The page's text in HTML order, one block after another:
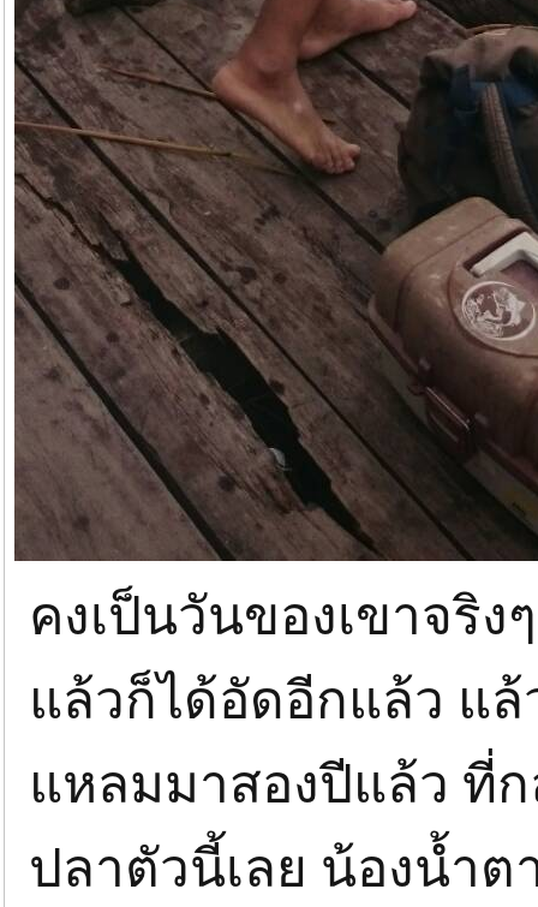
คงเป็นวันของเขาจริ
แล้วก็ได้อัดอีกแล้ว แ
แหลมมาสองปีแล้ว ที่
ปลาตัวนี้เลย น้องน้ำ